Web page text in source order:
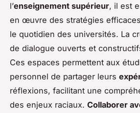
l’enseignement supérieur, il est
en œuvre des stratégies
le quotidien des universités. La
de dialogue ouverts et
Ces espaces permettent aux
personnel de partager leurs
réflexions, facilitant une
des enjeux raciaux. Collaborer